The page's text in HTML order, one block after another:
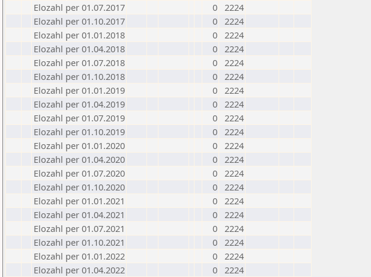
Elozahl per 01.07.2017
0 2224
Elozahl per 01.10.2017
0 2224
Elozahl per 01.01.2018
0 2224
Elozahl per 01.04.2018
0 2224
Elozahl per 01.07.2018
0 2224
Elozahl per 01.10.2018
0 2224
Elozahl per 01.01.2019
0 2224
Elozahl per 01.04.2019
0 2224
Elozahl per 01.07.2019
0 2224
Elozahl per 01.10.2019
0 2224
Elozahl per 01.01.2020
0 2224
Elozahl per 01.04.2020
0 2224
Elozahl per 01.07.2020
0 2224
Elozahl per 01.10.2020
0 2224
Elozahl per 01.01.2021
0 2224
Elozahl per 01.04.2021
0 2224
Elozahl per 01.07.2021
0 2224
Elozahl per 01.10.2021
0 2224
Elozahl per 01.01.2022
0 2224
Elozahl per 01.04.2022
0 2224